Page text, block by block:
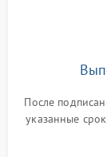
После
указанные